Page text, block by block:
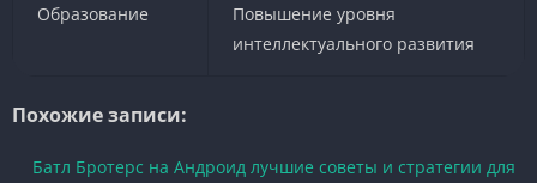
Образование
Повышение уровня
интеллектуального развития
Похожие записи:
Батл Бротерс на Андроид лучшие советы и стратегии для